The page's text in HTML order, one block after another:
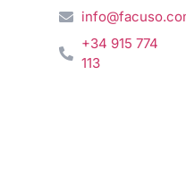
+34 915 774
113